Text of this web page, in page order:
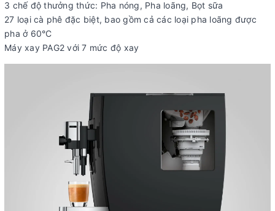
3 chế độ thưởng thức: Pha nóng, Pha loãng, Bọt sữa
27 loại cà phê đặc biệt, bao gồm cả các loại pha loãng được
pha ở 60°C
Máy xay PAG2 với 7 mức độ xay